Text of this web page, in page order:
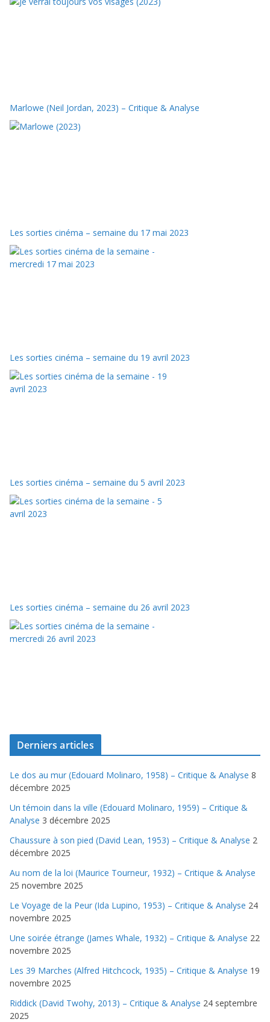
Marlowe (Neil Jordan, 2023) – Critique & Analyse
Les sorties cinéma – semaine du 17 mai 2023
Les sorties cinéma – semaine du 19 avril 2023
Les sorties cinéma – semaine du 5 avril 2023
Les sorties cinéma – semaine du 26 avril 2023
Derniers articles
Le dos au mur (Edouard Molinaro, 1958) – Critique & Analyse 8
décembre 2025
Un témoin dans la ville (Edouard Molinaro, 1959) – Critique &
Analyse 3 décembre 2025
Chaussure à son pied (David Lean, 1953) – Critique & Analyse 2
décembre 2025
Au nom de la loi (Maurice Tourneur, 1932) – Critique & Analyse
25 novembre 2025
Le Voyage de la Peur (Ida Lupino, 1953) – Critique & Analyse 24
novembre 2025
Une soirée étrange (James Whale, 1932) – Critique & Analyse 22
novembre 2025
Les 39 Marches (Alfred Hitchcock, 1935) – Critique & Analyse 19
novembre 2025
Riddick (David Twohy, 2013) – Critique & Analyse 24 septembre
2025